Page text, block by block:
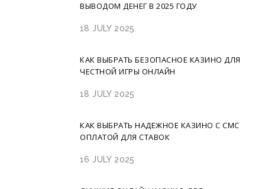
ВЫВОДОМ ДЕНЕГ В 2025 ГОДУ
18 JULY 2025
КАК ВЫБРАТЬ БЕЗОПАСНОЕ КАЗИНО ДЛЯ
ЧЕСТНОЙ ИГРЫ ОНЛАЙН
18 JULY 2025
КАК ВЫБРАТЬ НАДЕЖНОЕ КАЗИНО С СМС
ОПЛАТОЙ ДЛЯ СТАВОК
16 JULY 2025